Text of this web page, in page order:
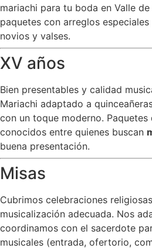
mariachi para tu boda en Valle
paquetes con arreglos
novios y valses.
XV años
Bien presentables y calidad
Mariachi adaptado a
con un toque moderno. Paquetes
conocidos entre quienes buscan
buena presentación.
Misas
Cubrimos celebraciones
musicalización adecuada. Nos
coordinamos con el sacerdote
musicales (entrada, ofertorio,